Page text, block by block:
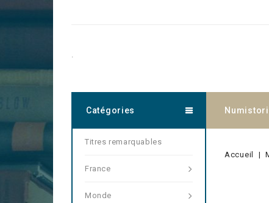
.
Catégories
Titres remarquables
France
Monde
Accueil